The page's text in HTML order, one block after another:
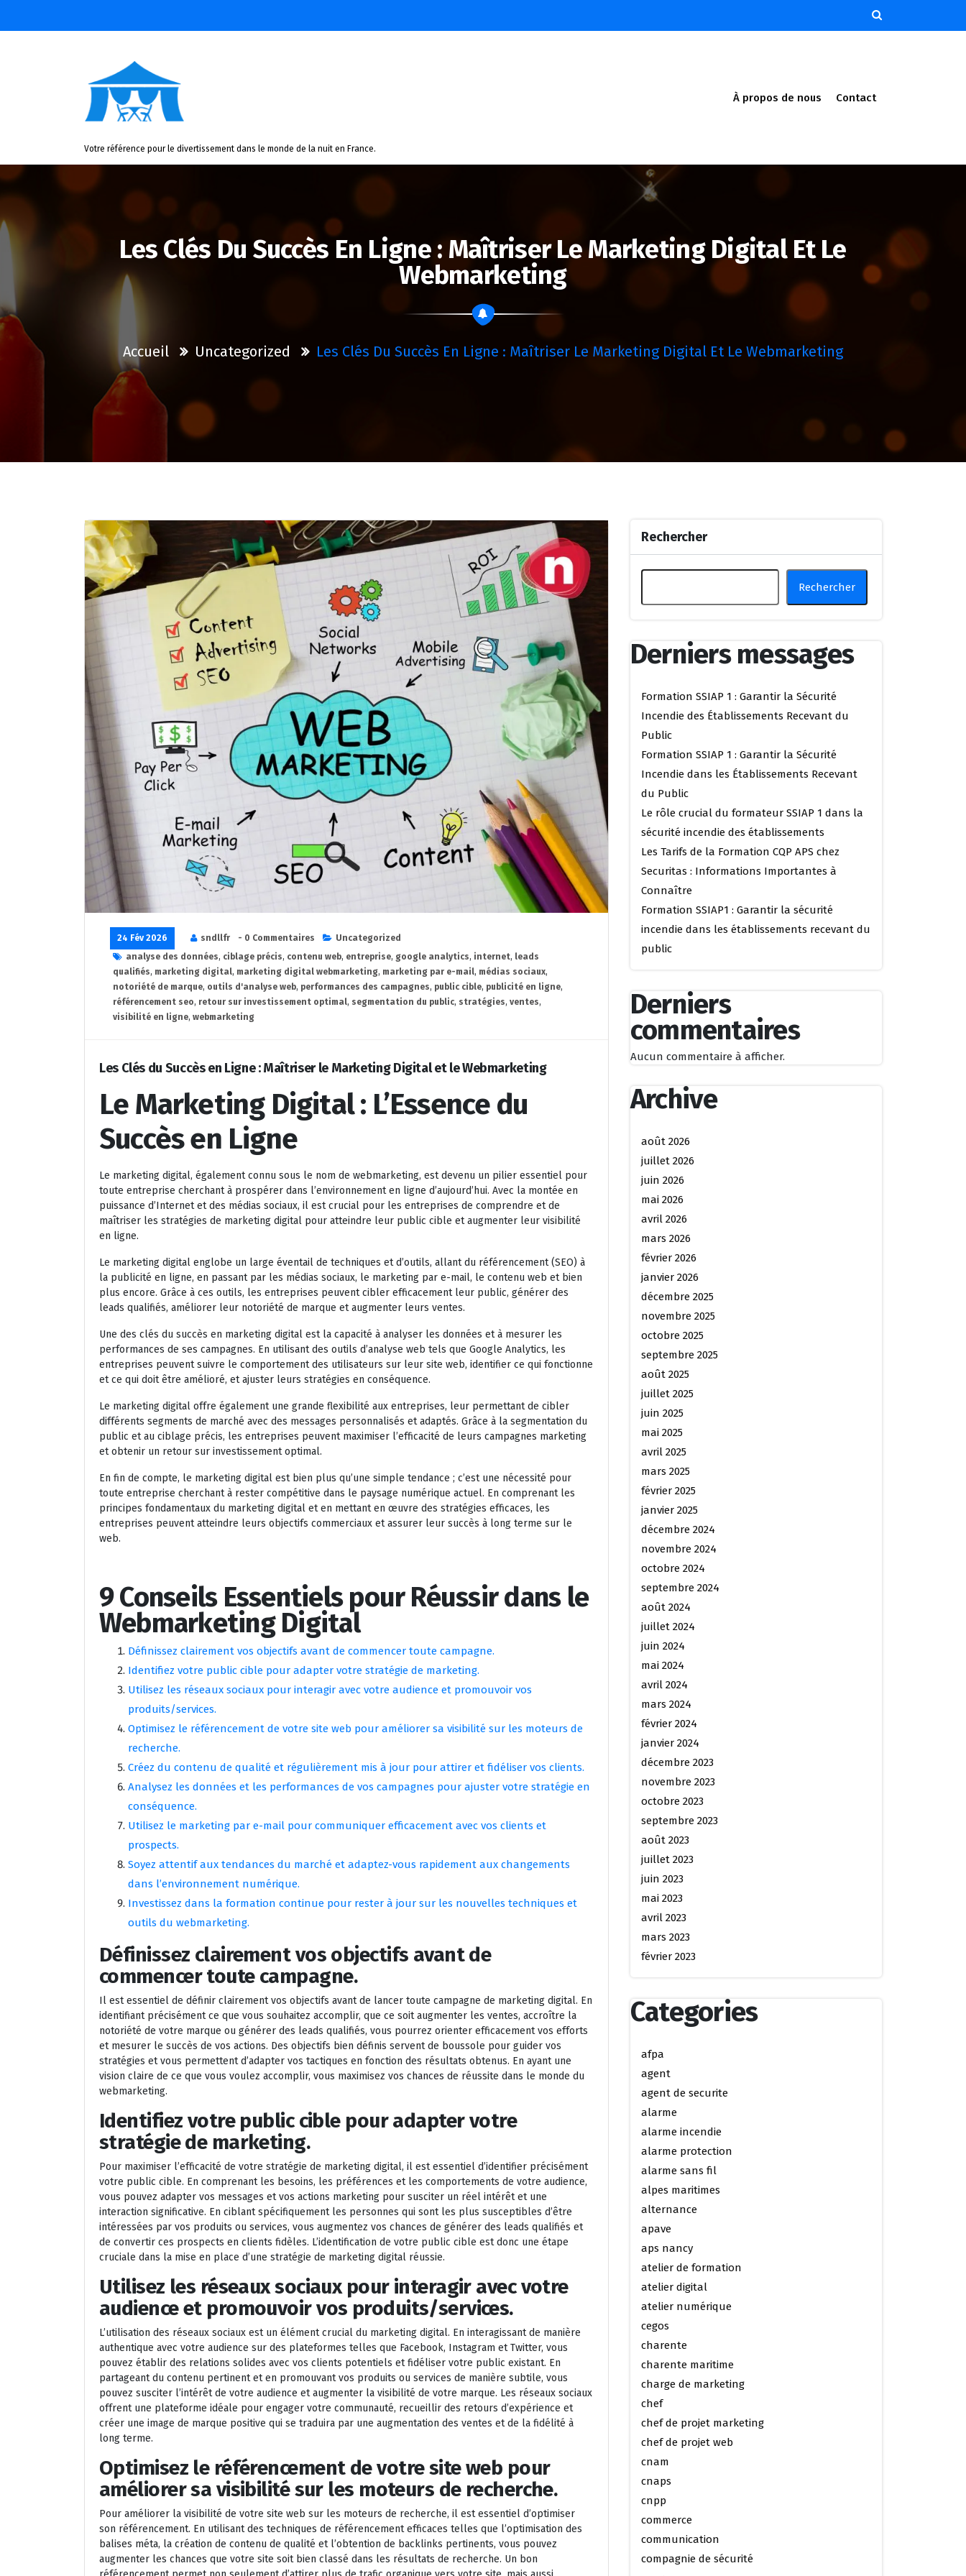
Votre référence pour le divertissement dans le monde de la nuit en France.
À propos de nous Contact
Les Clés Du Succès En Ligne : Maîtriser Le Marketing Digital Et Le
Webmarketing
Accueil Uncategorized Les Clés Du Succès En Ligne : Maîtriser Le Marketing Digital Et Le Webmarketing
24 Fév 2026 sndllfr - 0 Commentaires
Uncategorized
analyse des données, ciblage précis, contenu web, entreprise, google analytics, internet, leads
qualifiés, marketing digital, marketing digital webmarketing, marketing par e-mail, médias sociaux,
notoriété de marque, outils d'analyse web, performances des campagnes, public cible, publicité en ligne,
référencement seo, retour sur investissement optimal, segmentation du public, stratégies, ventes,
visibilité en ligne, webmarketing
Les Clés du Succès en Ligne : Maîtriser le Marketing Digital et le Webmarketing
Le Marketing Digital : L’Essence du
Succès en Ligne
Le marketing digital, également connu sous le nom de webmarketing, est devenu un pilier essentiel pour
toute entreprise cherchant à prospérer dans l’environnement en ligne d’aujourd’hui. Avec la montée en
puissance d’Internet et des médias sociaux, il est crucial pour les entreprises de comprendre et de
maîtriser les stratégies de marketing digital pour atteindre leur public cible et augmenter leur visibilité
en ligne.
Le marketing digital englobe un large éventail de techniques et d’outils, allant du référencement (SEO) à
la publicité en ligne, en passant par les médias sociaux, le marketing par e-mail, le contenu web et bien
plus encore. Grâce à ces outils, les entreprises peuvent cibler efficacement leur public, générer des
leads qualifiés, améliorer leur notoriété de marque et augmenter leurs ventes.
Une des clés du succès en marketing digital est la capacité à analyser les données et à mesurer les
performances de ses campagnes. En utilisant des outils d’analyse web tels que Google Analytics, les
entreprises peuvent suivre le comportement des utilisateurs sur leur site web, identifier ce qui fonctionne
et ce qui doit être amélioré, et ajuster leurs stratégies en conséquence.
Le marketing digital offre également une grande flexibilité aux entreprises, leur permettant de cibler
différents segments de marché avec des messages personnalisés et adaptés. Grâce à la segmentation du
public et au ciblage précis, les entreprises peuvent maximiser l’efficacité de leurs campagnes marketing
et obtenir un retour sur investissement optimal.
En fin de compte, le marketing digital est bien plus qu’une simple tendance ; c’est une nécessité pour
toute entreprise cherchant à rester compétitive dans le paysage numérique actuel. En comprenant les
principes fondamentaux du marketing digital et en mettant en œuvre des stratégies efficaces, les
entreprises peuvent atteindre leurs objectifs commerciaux et assurer leur succès à long terme sur le
web.
9 Conseils Essentiels pour Réussir dans le
Webmarketing Digital
Définissez clairement vos objectifs avant de commencer toute campagne.
Identifiez votre public cible pour adapter votre stratégie de marketing.
Utilisez les réseaux sociaux pour interagir avec votre audience et promouvoir vos
produits/services.
Optimisez le référencement de votre site web pour améliorer sa visibilité sur les moteurs de
recherche.
Créez du contenu de qualité et régulièrement mis à jour pour attirer et fidéliser vos clients.
Analysez les données et les performances de vos campagnes pour ajuster votre stratégie en
conséquence.
Utilisez le marketing par e-mail pour communiquer efficacement avec vos clients et
prospects.
Soyez attentif aux tendances du marché et adaptez-vous rapidement aux changements
dans l’environnement numérique.
Investissez dans la formation continue pour rester à jour sur les nouvelles techniques et
outils du webmarketing.
Définissez clairement vos objectifs avant de
commencer toute campagne.
Il est essentiel de définir clairement vos objectifs avant de lancer toute campagne de marketing digital. En
identifiant précisément ce que vous souhaitez accomplir, que ce soit augmenter les ventes, accroître la
notoriété de votre marque ou générer des leads qualifiés, vous pourrez orienter efficacement vos efforts
et mesurer le succès de vos actions. Des objectifs bien définis servent de boussole pour guider vos
stratégies et vous permettent d’adapter vos tactiques en fonction des résultats obtenus. En ayant une
vision claire de ce que vous voulez accomplir, vous maximisez vos chances de réussite dans le monde du
webmarketing.
Identifiez votre public cible pour adapter votre
stratégie de marketing.
Pour maximiser l’efficacité de votre stratégie de marketing digital, il est essentiel d’identifier précisément
votre public cible. En comprenant les besoins, les préférences et les comportements de votre audience,
vous pouvez adapter vos messages et vos actions marketing pour susciter un réel intérêt et une
interaction significative. En ciblant spécifiquement les personnes qui sont les plus susceptibles d’être
intéressées par vos produits ou services, vous augmentez vos chances de générer des leads qualifiés et
de convertir ces prospects en clients fidèles. L’identification de votre public cible est donc une étape
cruciale dans la mise en place d’une stratégie de marketing digital réussie.
Utilisez les réseaux sociaux pour interagir avec votre
audience et promouvoir vos produits/services.
L’utilisation des réseaux sociaux est un élément crucial du marketing digital. En interagissant de manière
authentique avec votre audience sur des plateformes telles que Facebook, Instagram et Twitter, vous
pouvez établir des relations solides avec vos clients potentiels et fidéliser votre public existant. En
partageant du contenu pertinent et en promouvant vos produits ou services de manière subtile, vous
pouvez susciter l’intérêt de votre audience et augmenter la visibilité de votre marque. Les réseaux sociaux
offrent une plateforme idéale pour engager votre communauté, recueillir des retours d’expérience et
créer une image de marque positive qui se traduira par une augmentation des ventes et de la fidélité à
long terme.
Optimisez le référencement de votre site web pour
améliorer sa visibilité sur les moteurs de recherche.
Pour améliorer la visibilité de votre site web sur les moteurs de recherche, il est essentiel d’optimiser
son référencement. En utilisant des techniques de référencement efficaces telles que l’optimisation des
balises méta, la création de contenu de qualité et l’obtention de backlinks pertinents, vous pouvez
augmenter les chances que votre site soit bien classé dans les résultats de recherche. Un bon
Rechercher
Rechercher
Derniers messages
Formation SSIAP 1 : Garantir la Sécurité
Incendie des Établissements Recevant du
Public
Formation SSIAP 1 : Garantir la Sécurité
Incendie dans les Établissements Recevant
du Public
Le rôle crucial du formateur SSIAP 1 dans la
sécurité incendie des établissements
Les Tarifs de la Formation CQP APS chez
Securitas : Informations Importantes à
Connaître
Formation SSIAP1 : Garantir la sécurité
incendie dans les établissements recevant du
public
Derniers
commentaires
Aucun commentaire à afficher.
Archive
août 2026
juillet 2026
juin 2026
mai 2026
avril 2026
mars 2026
février 2026
janvier 2026
décembre 2025
novembre 2025
octobre 2025
septembre 2025
août 2025
juillet 2025
juin 2025
mai 2025
avril 2025
mars 2025
février 2025
janvier 2025
décembre 2024
novembre 2024
octobre 2024
septembre 2024
août 2024
juillet 2024
juin 2024
mai 2024
avril 2024
mars 2024
février 2024
janvier 2024
décembre 2023
novembre 2023
octobre 2023
septembre 2023
août 2023
juillet 2023
juin 2023
mai 2023
avril 2023
mars 2023
février 2023
Categories
afpa
agent
agent de securite
alarme
alarme incendie
alarme protection
alarme sans fil
alpes maritimes
alternance
apave
aps nancy
atelier de formation
atelier digital
atelier numérique
cegos
charente
charente maritime
charge de marketing
chef
chef de projet marketing
chef de projet web
cnam
cnaps
cnpp
commerce
communication
compagnie de sécurité